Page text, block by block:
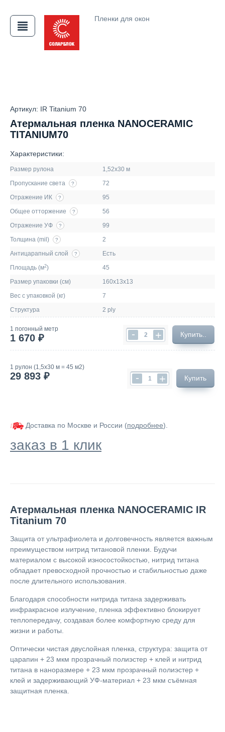
Пленки для окон
Артикул: IR Titanium 70
Атермальная пленка NANOCERAMIC
TITANIUM70
Характеристики:
Размер рулона
1,52х30 м
Пропускание света
?
72
Отражение ИК
?
95
Общее отторжение
?
56
Отражение УФ
?
99
Толщина (mil)
?
2
Антицарапный слой
?
Есть
Площадь (м2)
45
Размер упаковки (см)
160х13х13
Вес с упаковкой (кг)
7
Структура
2 ply
1 погонный метр
1 670 ₽ - + Купить..
1 рулон (1,5х30 м = 45 м2)
29 893 ₽ - + Купить
Доставка по Москве и России (подробнее).
заказ в 1 клик
Атермальная пленка NANOCERAMIC IR
Titanium 70
Защита от ультрафиолета и долговечность является важным
преимуществом нитрид титановой пленки. Будучи
материалом с высокой износостойкостью, нитрид титана
обладает превосходной прочностью и стабильностью даже
после длительного использования.
Благодаря способности нитрида титана задерживать
инфракрасное излучение, пленка эффективно блокирует
теплопередачу, создавая более комфортную среду для
жизни и работы.
Оптически чистая двуслойная пленка, структура: защита от
царапин + 23 мкм прозрачный полиэстер + клей и нитрид
титана в наноразмере + 23 мкм прозрачный полиэстер +
клей и задерживающий УФ-материал + 23 мкм съёмная
защитная пленка.